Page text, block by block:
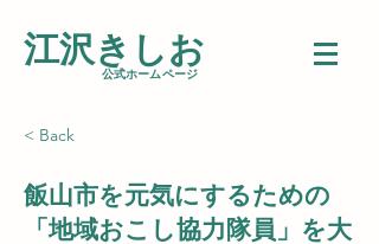
江沢きしお
​公式ホームページ
< Back
飯山市を元気にするための
「地域おこし協力隊員」を大